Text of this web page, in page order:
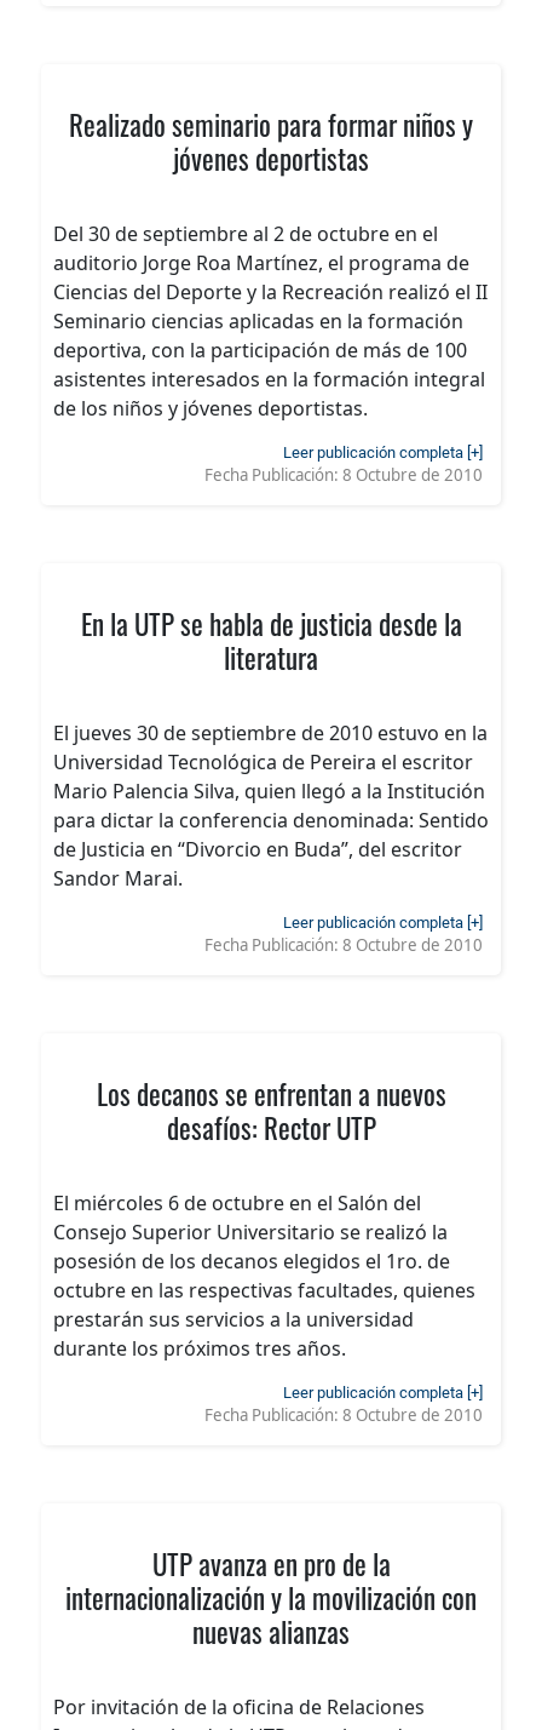
Realizado seminario para formar niños y
jóvenes deportistas
Del 30 de septiembre al 2 de octubre en el
auditorio Jorge Roa Martínez, el programa de
Ciencias del Deporte y la Recreación realizó el II
Seminario ciencias aplicadas en la formación
deportiva, con la participación de más de 100
asistentes interesados en la formación integral
de los niños y jóvenes deportistas.
Leer publicación completa [+]
Fecha Publicación: 8 Octubre de 2010
En la UTP se habla de justicia desde la
literatura
El jueves 30 de septiembre de 2010 estuvo en la
Universidad Tecnológica de Pereira el escritor
Mario Palencia Silva, quien llegó a la Institución
para dictar la conferencia denominada: Sentido
de Justicia en “Divorcio en Buda”, del escritor
Sandor Marai.
Leer publicación completa [+]
Fecha Publicación: 8 Octubre de 2010
Los decanos se enfrentan a nuevos
desafíos: Rector UTP
El miércoles 6 de octubre en el Salón del
Consejo Superior Universitario se realizó la
posesión de los decanos elegidos el 1ro. de
octubre en las respectivas facultades, quienes
prestarán sus servicios a la universidad
durante los próximos tres años.
Leer publicación completa [+]
Fecha Publicación: 8 Octubre de 2010
UTP avanza en pro de la
internacionalización y la movilización con
nuevas alianzas
Por invitación de la oficina de Relaciones